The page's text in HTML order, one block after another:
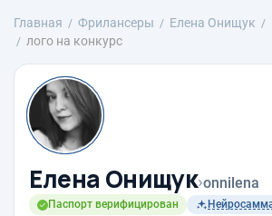
Главная Фрилансеры Елена Онищук
лого на конкурс
Елена Онищук›onnilena
Паспорт верифицирован